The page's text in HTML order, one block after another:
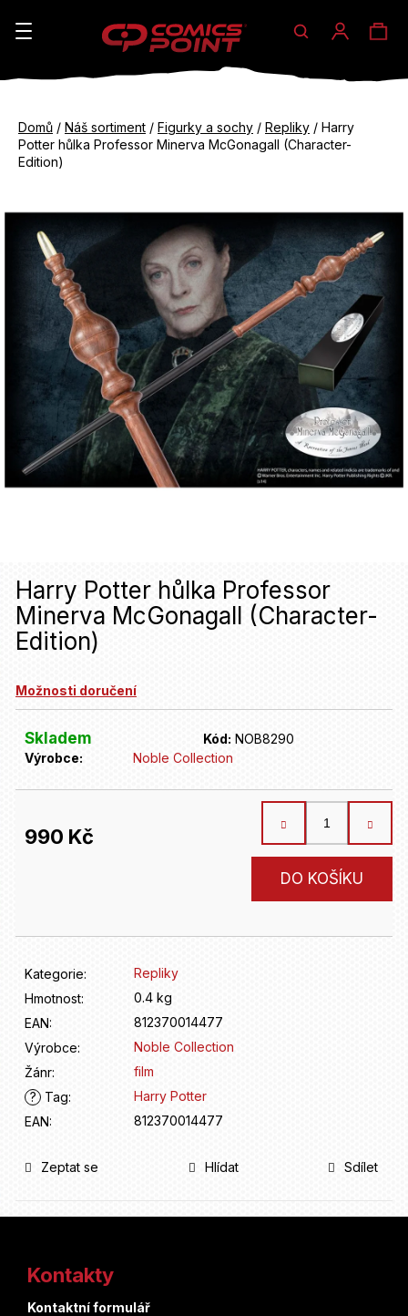
Hledat
Domů / Náš sortiment / Figurky a sochy / Repliky / Harry
Potter hůlka Professor Minerva McGonagall (Character-
Edition)
Harry Potter hůlka Professor
Minerva McGonagall (Character-
Edition)
Možnosti doručení
Skladem Kód: NOB8290
Výrobce:
Noble Collection
990 Kč
DO KOŠÍKU
Kategorie:
Repliky
Hmotnost:
0.4 kg
EAN:
812370014477
Výrobce:
Noble Collection
Žánr:
film
?
Tag:
Harry Potter
EAN: 812370014477
Zeptat se Hlídat Sdílet
K
do
obchodu
do
obchodu
o
e
a
j
t
o
č
e
m
e
Kontakty
Kontaktní formulář